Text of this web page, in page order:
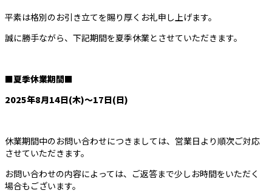
平素は格別のお引き立てを賜り厚くお礼申し上げます。
誠に勝手ながら、下記期間を夏季休業とさせていただきます。
■夏季休業期間■
2025年8月14日(木)～17日(日)
休業期間中のお問い合わせにつきましては、営業日より順次ご対応
させていただきます。
お問い合わせの内容によっては、ご返答まで少しお時間をいただく
場合もございます。